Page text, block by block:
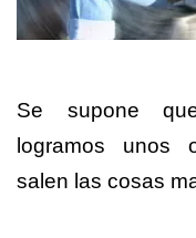
Se supone
logramos unos
salen las cosas